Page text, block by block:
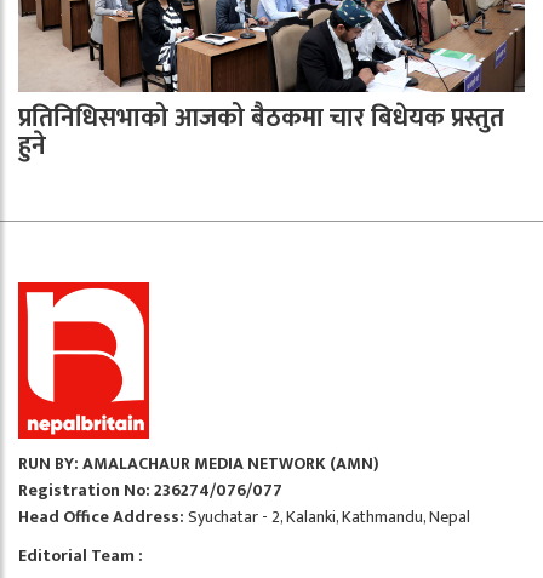
प्रतिनिधिसभाको आजको बैठकमा चार बिधेयक प्रस्तुत
हुने
RUN BY: AMALACHAUR MEDIA NETWORK (AMN)
Registration No: 236274/076/077
Head Office Address:Syuchatar - 2, Kalanki, Kathmandu, Nepal
Editorial Team :